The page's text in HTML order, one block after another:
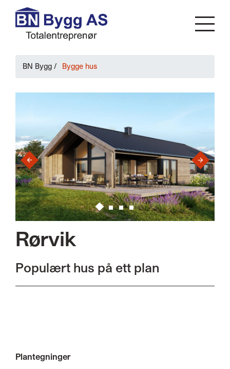
BN Bygg / Bygge hus
‹ ›
Rørvik
Populært hus på ett plan
Plantegninger